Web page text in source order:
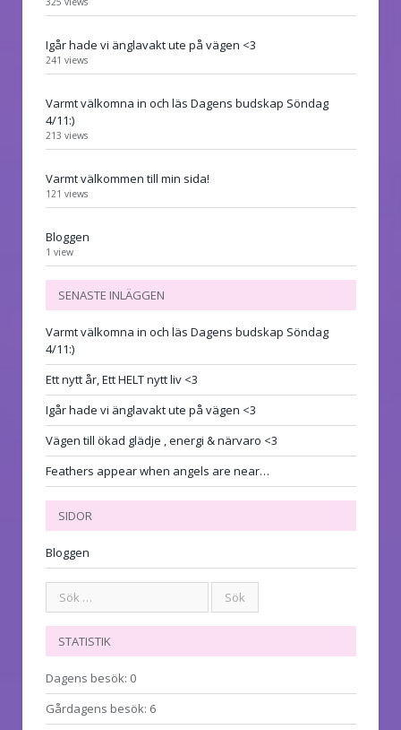
Igår hade vi änglavakt ute på vägen <3
241 views
Varmt välkomna in och läs Dagens budskap Söndag
4/11:)
213 views
Varmt välkommen till min sida!
121 views
Bloggen
1 view
SENASTE INLÄGGEN
Varmt välkomna in och läs Dagens budskap Söndag
4/11:)
Ett nytt år, Ett HELT nytt liv <3
Igår hade vi änglavakt ute på vägen <3
Vägen till ökad glädje , energi & närvaro <3
Feathers appear when angels are near…
SIDOR
Bloggen
STATISTIK
Dagens besök: 0
Gårdagens besök: 6